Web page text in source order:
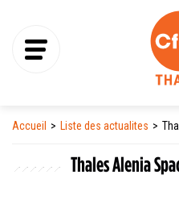
Accueil Liste des actualites
Thales Alenia